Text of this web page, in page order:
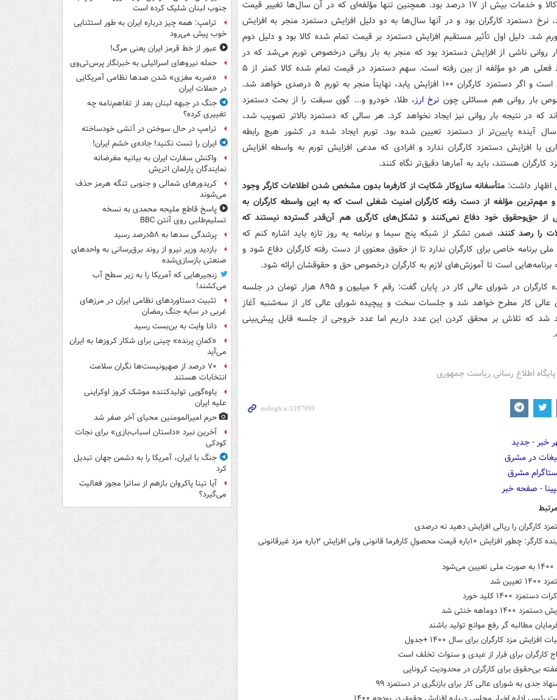
شده کالا و خدمات بیش از ۱۷ درصد بود. همچنین تنها مؤلفه‌ای که در آن سال‌ها تغییر قیمت
نرخ دستمزد کارگران بود و در آنها سال‌ها به دو دلیل افزایش دستمزد منجر به افزایش
شد. دلیل اول تأثیر مستقیم افزایش دستمزد بر قیمت تمام شده کالا بود و دلیل دوم
روانی ناشی از افزایش دستمزد بود که منجر به بار روانی درخصوص تورم می‌شد که در
شرایط فعلی هر دو مؤلفه از بین رفته است. سهم دستمزد در قیمت تمام شده کالا کمتر از ۵
درصد است و اگر دستمزد کارگران ۱۰۰ افزایش یابد، نهایتاً منجر به تورم ۵ درصدی خواهد شد.
بار روانی هم مسائلی چون نرخ ارز، طلا، خودرو و... گوی سبقت را از بحث دستمزد
که در نتیجه بار روانی نیز ایجاد نخواهد کرد. هر سالی که دستمزد بالاتر تصویب شد،
آینده پایین‌تر از دستمزد تعیین شده بود. تورم ایجاد شده در کشور هیچ رابطه
با افزایش دستمزد کارگران ندارد و افرادی که مدعی افزایش تورم به واسطه افزایش
کارگران هستند، باید به آمارها دقیق‌تر نگاه کنند.
اظهار داشت:متأسفانه سازوکار شکایت از کارفرما بدون مشخص شدن اطلاعات کارگر وجود
و مهم‌ترین مؤلفه از دست رفته کارگران امنیت شغلی است که به این واسطه کارگران به
از حق‌وحقوق خود دفاع نمی‌کنند و تشکل‌های کارگری هم آن‌قدر گسترده نیستند که
را رصد کنند. ضمن تشکر از شبکه پنج سیما و برنامه یه روز تازه باید اشاره کنم که
ملی برنامه خاصی برای کارگران ندارد تا از حقوق معنوی از دست رفته کارگران دفاع شود و
برنامه‌هایی است تا آموزش‌های لازم به کارگران درخصوص حق و حقوقشان ارائه شود.
نماینده کارگران در شورای عالی کار در پایان گفت: رقم ۶ میلیون و ۸۹۵ هزار تومان در جلسه
عالی کار مطرح خواهد شد و جلسات سخت و پیچیده شورای عالی کار از سه‌شنبه آغاز
شد که تلاش بر محقق کردن این عدد داریم اما عدد خروجی از جلسه قابل پیش‌بینی
اطلاع رسانی ریاست جمهوری
کارگران را ریالی افزایش دهید نه درصدی
نماینده کارگر: چطور افزایش ۱۰باره قیمت محصولِ کارفرما قانونی ولی افزایش ۲باره مزد غیرقانونی
تعیین شد
دستمزد ۱۴۰۰ کلید خورد
۱۴۰۰ دوماهه خنثی شد
مطالبه گر رفع موانع تولید باشند
افزایش مزد کارگران برای سال ۱۴۰۰ +جدول
کارگران برای فرار از عیدی و سنوات تخلف است
جدی به شورای عالی کار برای بازنگری در دستمزد ۹۹
جنوب لبنان شلیک کرده است
ترامپ: همه چیز درباره ایران به طور استثنایی
خوب پیش می‌رود
عبور از خط قرمز ایران یعنی مرگ!
حمله نیروهای اسرائیلی به خبرنگار پرس‌تی‌وی
«ضربه مغزی» شدن صدها نظامی آمریکایی
در حملات ایران
جنگ در جبهه لبنان بعد از تفاهم‌نامه چه
تغییری کرده؟
ترامپ در حال سوختن در آتشی خودساخته
ایران را تست نکنید! جاده‌ی خشم ایران!
واکنش سفارت ایران به بیانیه مغرضانه
نمایندگان پارلمان اتریش
کریدورهای شمالی و جنوبی تنگه هرمز حذف
می‌شوند
پاسخ قاطع ملیحه محمدی به نسخه
تسلیم‌طلبی روی آنتن BBC
پرشدگی سدها به ۵۸درصد رسید
بازدید وزیر نیرو از روند برق‌رسانی به واحدهای
صنعتی بازسازی‌شده
زنجیرهایی که آمریکا را به زیر سطح آب
می‌کشند!
تثبیت دستاوردهای نظامی ایران در مرزهای
غربی در سایه جنگ رمضان
دانا وایت به بن‌بست رسید
«کمانِ پرنده» چینی برای شکار کروزها به ایران
می‌آید
۷۰ درصد از صهیونیست‌ها نگران سلامت
انتخابات هستند
یاوه‌گویی تولیدکننده موشک کروز اوکراینی
علیه ایران
حرم امیرالمومنین محیای آخر صفر شد
آخرین نبرد «داستان اسباب‌بازی» برای نجات
کودکی
جنگ با ایران، آمریکا را به دشمن جهان تبدیل
کرد
آیا تینا پاکروان بازهم از ساترا مجوز فعالیت
می‌گیرد؟